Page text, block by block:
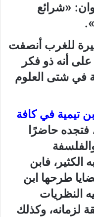
«شرائع
للغرب أنصفت
أنه ذو فكر
في شتى العلوم
تيمية في كافة
فتجده حاضرًا
الكثير، فابن
طرحها ابن
النظريات
لزمانه، وكذلك